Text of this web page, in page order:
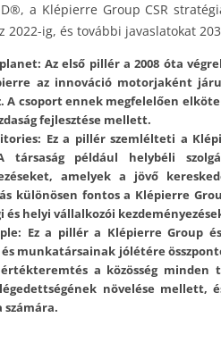
a Klépierre Group CSR
2022-ig, és további javaslatokat
Az első pillér a 2008 óta
az innováció motorjaként
A csoport ennek megfelelően
fejlesztése mellett.
Ez a pillér szemlélteti a
társaság például helybéli
amelyek a jövő
különösen fontos a Klépierre
és helyi vállalkozói
Ez a pillér a Klépierre Group
munkatársainak jólétére
a közösség minden
növelése